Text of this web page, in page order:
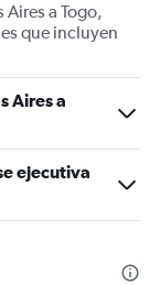
a Togo,
que incluyen
Aires a
ejecutiva